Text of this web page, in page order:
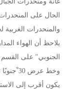
الحال على
والمنحدرات الغربية
يلاحظ أن الهواء
الجنوبي" على
وخط عرض
يكون أقرب إلى